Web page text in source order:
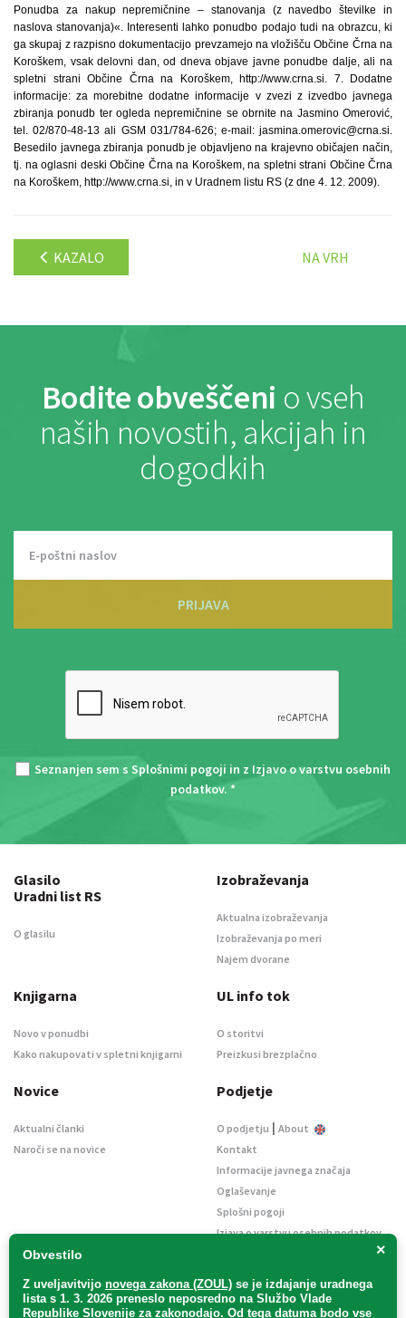
Ponudba za nakup nepremičnine – stanovanja (z navedbo številke in
naslova stanovanja)«. Interesenti lahko ponudbo podajo tudi na obrazcu, ki
ga skupaj z razpisno dokumentacijo prevzamejo na vložišču Občine Črna na
Koroškem, vsak delovni dan, od dneva objave javne ponudbe dalje, ali na
spletni strani Občine Črna na Koroškem, http://www.crna.si. 7. Dodatne
informacije: za morebitne dodatne informacije v zvezi z izvedbo javnega
zbiranja ponudb ter ogleda nepremičnine se obrnite na Jasmino Omerović,
tel. 02/870-48-13 ali GSM 031/784-626; e-mail: jasmina.omerovic@crna.si.
Besedilo javnega zbiranja ponudb je objavljeno na krajevno običajen način,
tj. na oglasni deski Občine Črna na Koroškem, na spletni strani Občine Črna
na Koroškem, http://www.crna.si, in v Uradnem listu RS (z dne 4. 12. 2009).
KAZALO NA VRH
Bodite obveščeni o vseh
naših novostih, akcijah in
dogodkih
PRIJAVA
Seznanjen sem s Splošnimi pogoji in z Izjavo o varstvu osebnih
podatkov. *
×
Obvestilo
Z uveljavitvijo novega zakona (ZOUL) se je izdajanje uradnega
lista s 1. 3. 2026 preneslo neposredno na Službo Vlade
Republike Slovenije za zakonodajo. Od tega datuma bodo vse
Glasilo
Uradni list RS
O glasilu
Izobraževanja
Aktualna izobraževanja
Izobraževanja po meri
Najem dvorane
Knjigarna
Novo v ponudbi
Kako nakupovati v spletni knjigarni
UL info tok
O storitvi
Preizkusi brezplačno
Novice
Aktualni članki
Naroči se na novice
Podjetje
O podjetju | About
Kontakt
Informacije javnega značaja
Oglaševanje
Splošni pogoji
Izjava o varstvu osebnih podatkov